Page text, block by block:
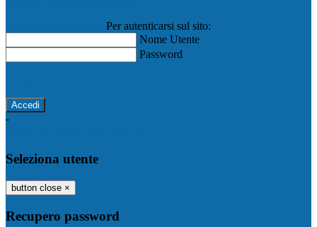
Per autenticarsi sul sito:
Nome Utente
Password
-
Seleziona utente
button close ×
Recupero password